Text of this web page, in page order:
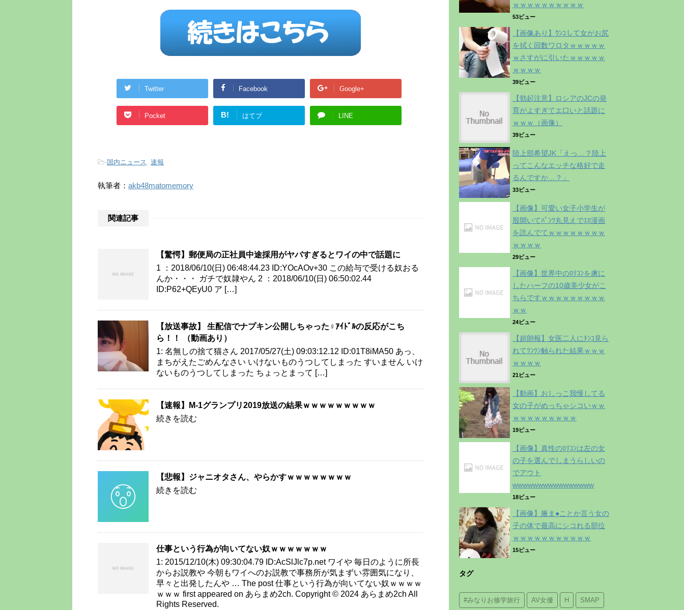
Twitter Facebook Google+
Pocket B! はてブ LINE
-国内ニュース, 速報
執筆者： akb48matomemory
関連記事
【驚愕】郵便局の正社員中途採用がヤバすぎるとワイの中で話題に
1 ：2018/06/10(日) 06:48:44.23 ID:YOcAOv+30 この給与で受ける奴おる
んか・・・ ガチで奴隷やん 2 ：2018/06/10(日) 06:50:02.44
ID:P62+QEyU0 ア […]
【放送事故】 生配信でナプキン公開しちゃった♀ｱｲﾄﾞﾙの反応がこち
ら！！ （動画あり）
1: 名無しの捨て猫さん 2017/05/27(土) 09:03:12.12 ID:01T8iMA50 あっ、
まちがえたごめんなさい いけないものうつしてしまった すいません いけ
ないものうつしてしまった ちょっとまって […]
【速報】M-1グランプリ2019放送の結果ｗｗｗｗｗｗｗｗｗ
続きを読む
【悲報】ジャニオタさん、やらかすｗｗｗｗｗｗｗｗ
続きを読む
仕事という行為が向いてない奴ｗｗｗｗｗｗｗ
1: 2015/12/10(木) 09:30:04.79 ID:AcSlJlc7p.net ワイや 毎日のように所長
からお説教や 今朝もワイへのお説教で事務所が気まずい雰囲気になり、
早々と出発したんや … The post 仕事という行為が向いてない奴ｗｗｗｗ
ｗｗｗ first appeared on あらまめ2ch. Copyright © 2024 あらまめ2ch All
Rights Reserved.
ｗｗｗｗｗｗｗｗｗｗ
53ビュー
【画像あり】ｳﾝｺして女がお尻
を拭く回数ワロタｗｗｗｗｗ
ｗさすがに引いたｗｗｗｗｗ
ｗｗｗｗ
39ビュー
【勃起注意】ロシアのJCの発
育がよすぎてエ口いと話題に
ｗｗｗ（画像）
39ビュー
陸上部希望JK「えっ…？陸上
ってこんなエッチな格好で走
るんですか…？」
33ビュー
【画像】可愛い女子小学生が
股開いてﾊﾟﾝﾂ丸見えでｴﾛ漫画
を読んでてｗｗｗｗｗｗｗｗ
ｗｗｗｗ
29ビュー
【画像】世界中のﾛﾘｺﾝを虜に
したハーフの10歳美少女がこ
ちらですｗｗｗｗｗｗｗｗｗ
ｗｗ
24ビュー
【超朗報】女医二人にﾁﾝｺ見ら
れてﾂﾝﾂﾝ触られた結果ｗｗｗ
ｗｗｗｗ
21ビュー
【動画】おしっこ我慢してる
女の子がめっちゃシコいｗｗ
ｗｗｗｗｗｗｗｗｗ
19ビュー
【画像】真性のﾛﾘｺﾝは左の女
の子を選んでしまうらしいの
でアウト
wwwwwwwwwwwwwwww
18ビュー
【画像】腋ま●ことか言う女の
子の体で最高にシコれる部位
ｗｗｗｗｗｗｗｗｗｗｗ
15ビュー
タグ
#みなりお修学旅行 AV女優 H SMAP